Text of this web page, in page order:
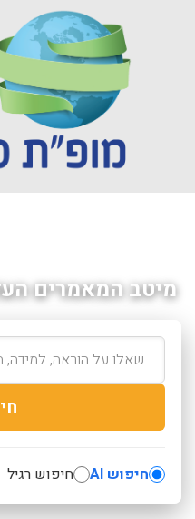
מיטב המאמרים
חיפוש AI חיפוש רגיל